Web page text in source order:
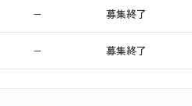
− 募集終了
− 募集終了